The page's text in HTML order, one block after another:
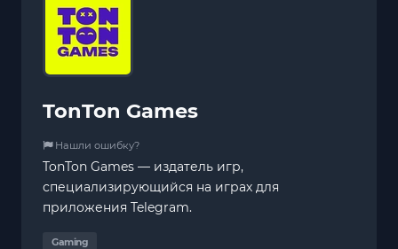
TonTon Games
Нашли ошибку?
TonTon Games — издатель игр,
специализирующийся на играх для
приложения Telegram.
Gaming